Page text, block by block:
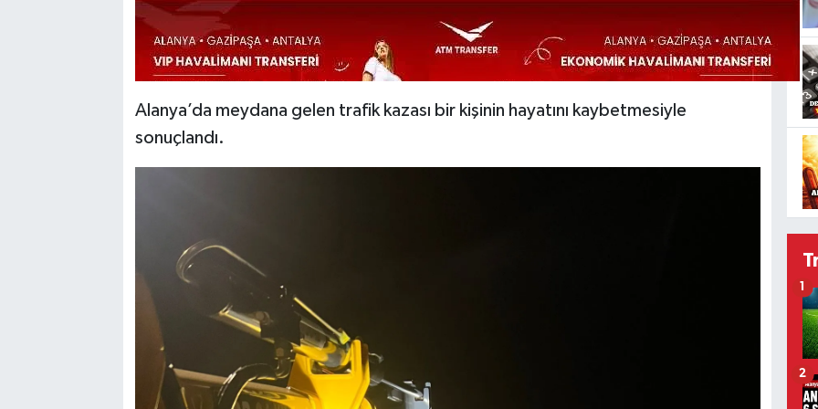
Alanya’da meydana gelen trafik kazası bir kişinin hayatını kaybetmesiyle
sonuçlandı.
1
2